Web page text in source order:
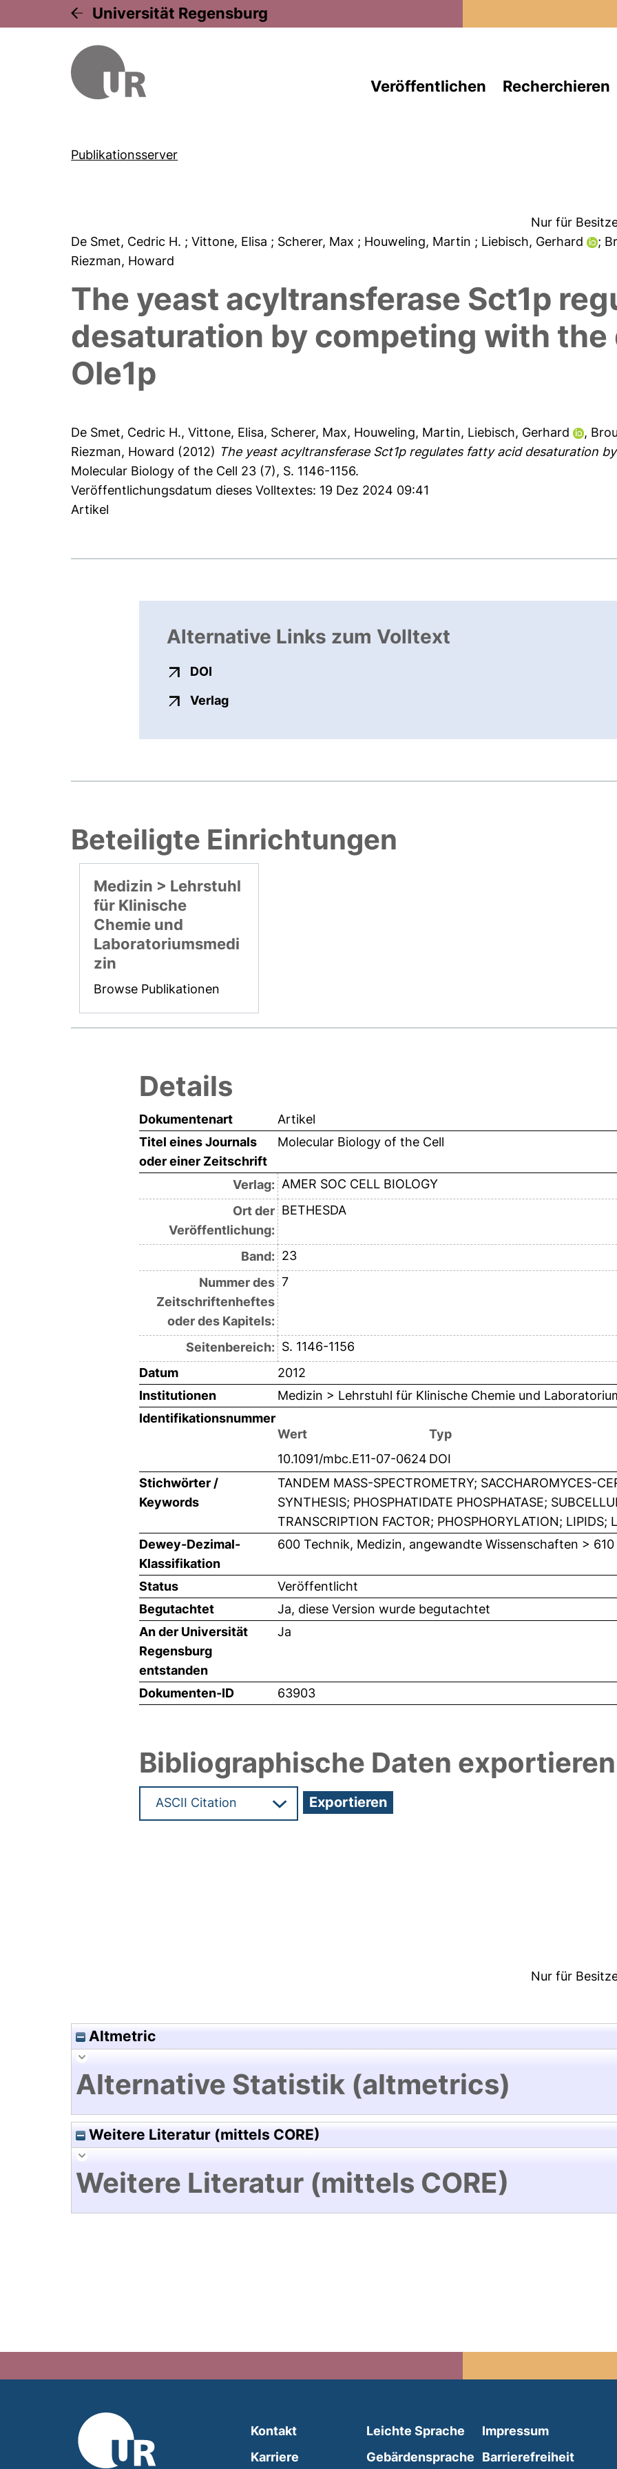
Universität Regensburg
Veröffentlichen Recherchieren
Publikationsserver
Nur für
De Smet, Cedric H. ; Vittone, Elisa ; Scherer, Max ; Houweling, Martin ; Liebisch, Gerhard ;
Riezman, Howard
The yeast acyltransferase Sct1p
desaturation by competing with the
Ole1p
De Smet, Cedric H.,Vittone, Elisa, Scherer, Max, Houweling, Martin, Liebisch, Gerhard ,
Riezman, Howard (2012) The yeast acyltransferase Sct1p regulates fatty acid desaturation
Molecular Biology of the Cell 23 (7), S. 1146-1156.
Veröffentlichungsdatum dieses Volltextes: 19 Dez 2024 09:41
Artikel
Alternative Links zum Volltext
DOI
Verlagexterner Link, öffnet neues Fenster
Beteiligte Einrichtungen
Medizin > Lehrstuhl
für Klinische
Chemie und
Laboratoriumsmedi
zin
Browse Publikationen
Details
Dokumentenart
Artikel
Titel eines Journals
oder einer Zeitschrift
Molecular Biology of the Cell
Verlag: AMER SOC CELL BIOLOGY
Ort der
Veröffentlichung:
BETHESDA
Band: 23
Nummer des
Zeitschriftenheftes
oder des Kapitels:
7
Seitenbereich: S. 1146-1156
Datum
2012
Institutionen
Medizin > Lehrstuhl für Klinische Chemie und
Identifikationsnummer
Wert
Typ
10.1091/mbc.E11-07-0624 DOI
Stichwörter /
Keywords
TANDEM MASS-SPECTROMETRY; SACCHAROMYCES-
SYNTHESIS; PHOSPHATIDATE PHOSPHATASE;
TRANSCRIPTION FACTOR; PHOSPHORYLATION; LIPIDS;
Dewey-Dezimal-
Klassifikation
600 Technik, Medizin, angewandte Wissenschaften >
Status
Veröffentlicht
Begutachtet
Ja, diese Version wurde begutachtet
An der Universität
Regensburg
entstanden
Ja
Dokumenten-ID 63903
Bibliographische Daten exportieren
Nur für
Altmetric
Alternative Statistik (altmetrics)
Weitere Literatur (mittels CORE)
Weitere Literatur (mittels CORE)
Kontakt
Karriere
Leichte Sprache (external link, opens in a
Gebärdensprache (external link, opens in
Impressum
Barrierefreiheit